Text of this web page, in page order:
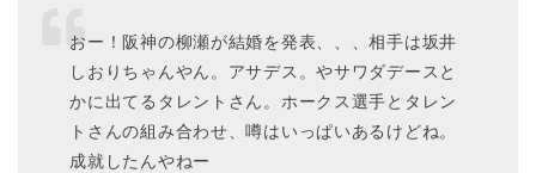
おー！阪神の柳瀬が結婚を発表、、、相手は坂井
しおりちゃんやん。アサデス。やサワダデースと
かに出てるタレントさん。ホークス選手とタレン
トさんの組み合わせ、噂はいっぱいあるけどね。
成就したんやねー